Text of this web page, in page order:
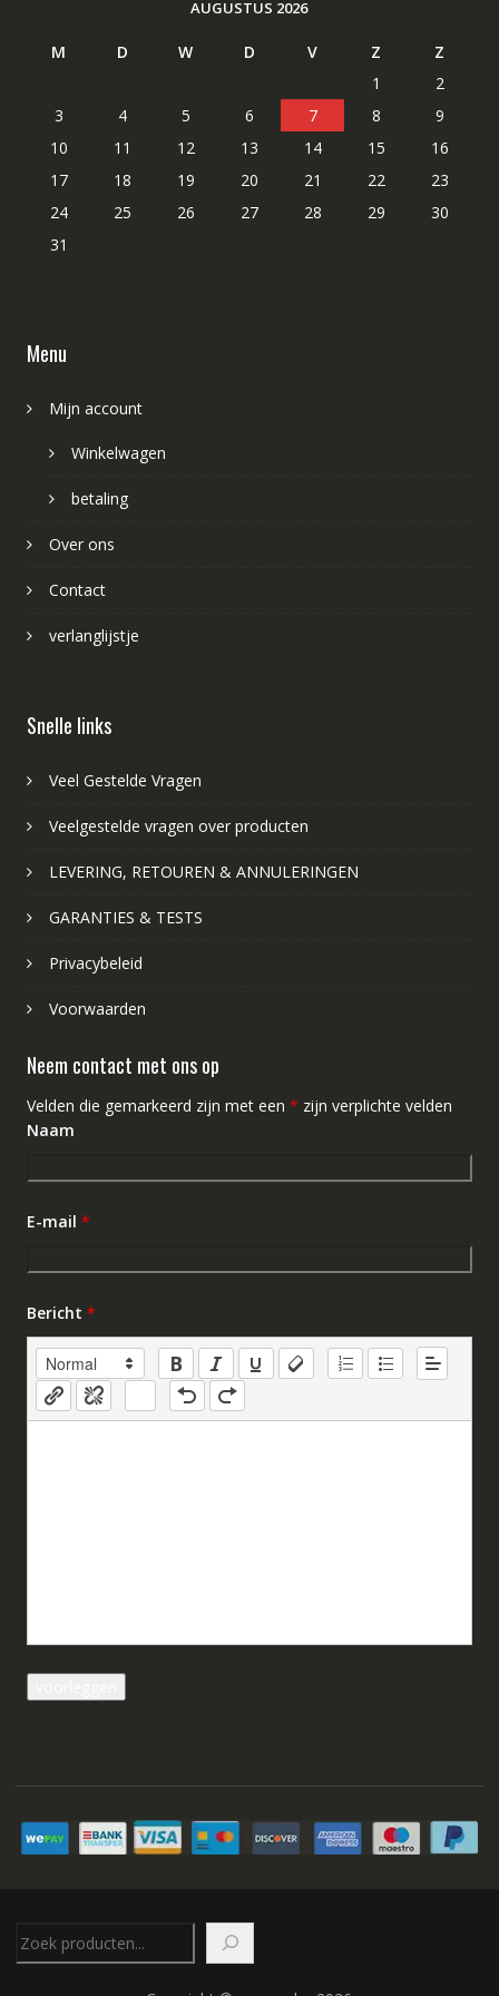
AUGUSTUS 2026
M D W D V Z
Z
1
2
3
4 5 6 7 8
9
10
11 12 13 14 15
16
17
18 19 20 21 22
23
24
25 26 27 28 29
30
31
Menu
Mijn account
Winkelwagen
betaling
Over ons
Contact
verlanglijstje
Snelle links
Veel Gestelde Vragen
Veelgestelde vragen over producten
LEVERING, RETOUREN & ANNULERINGEN
GARANTIES & TESTS
Privacybeleid
Voorwaarden
Neem contact met ons op
Velden die gemarkeerd zijn met een * zijn verplichte velden
Naam
E-mail *
Bericht *